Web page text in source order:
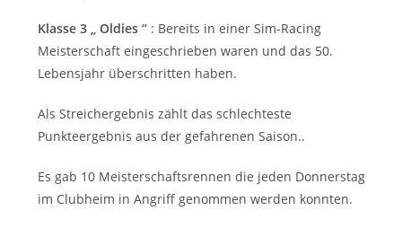
Klasse 3 „ Oldies “ : Bereits in einer Sim-Racing
Meisterschaft eingeschrieben waren und das 50.
Lebensjahr überschritten haben.
Als Streichergebnis zählt das schlechteste
Punkteergebnis aus der gefahrenen Saison..
Es gab 10 Meisterschaftsrennen die jeden Donnerstag
im Clubheim in Angriff genommen werden konnten.